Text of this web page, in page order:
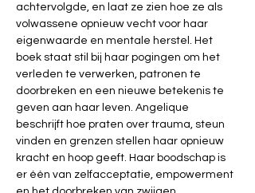
achtervolgde, en laat ze zien hoe ze als
volwassene opnieuw vecht voor haar
eigenwaarde en mentale herstel. Het
boek staat stil bij haar pogingen om het
verleden te verwerken, patronen te
doorbreken en een nieuwe betekenis te
geven aan haar leven. Angelique
beschrijft hoe praten over trauma, steun
vinden en grenzen stellen haar opnieuw
kracht en hoop geeft. Haar boodschap is
er één van zelfacceptatie, empowerment